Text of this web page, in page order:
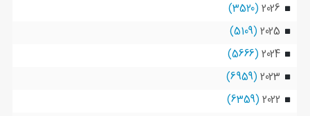
2026
(3520)
2025
(5109)
2024
(5666)
2023
(6959)
2022
(6359)